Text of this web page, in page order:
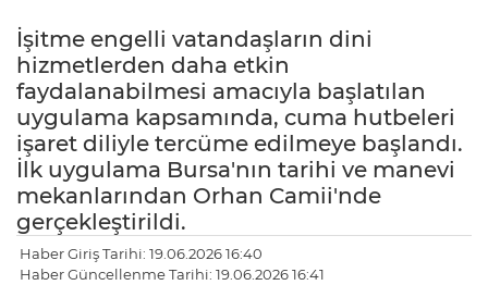
İşitme engelli vatandaşların dini
hizmetlerden daha etkin
faydalanabilmesi amacıyla başlatılan
uygulama kapsamında, cuma hutbeleri
işaret diliyle tercüme edilmeye başlandı.
İlk uygulama Bursa'nın tarihi ve manevi
mekanlarından Orhan Camii'nde
gerçekleştirildi.
Haber Giriş Tarihi: 19.06.2026 16:40
Haber Güncellenme Tarihi: 19.06.2026 16:41